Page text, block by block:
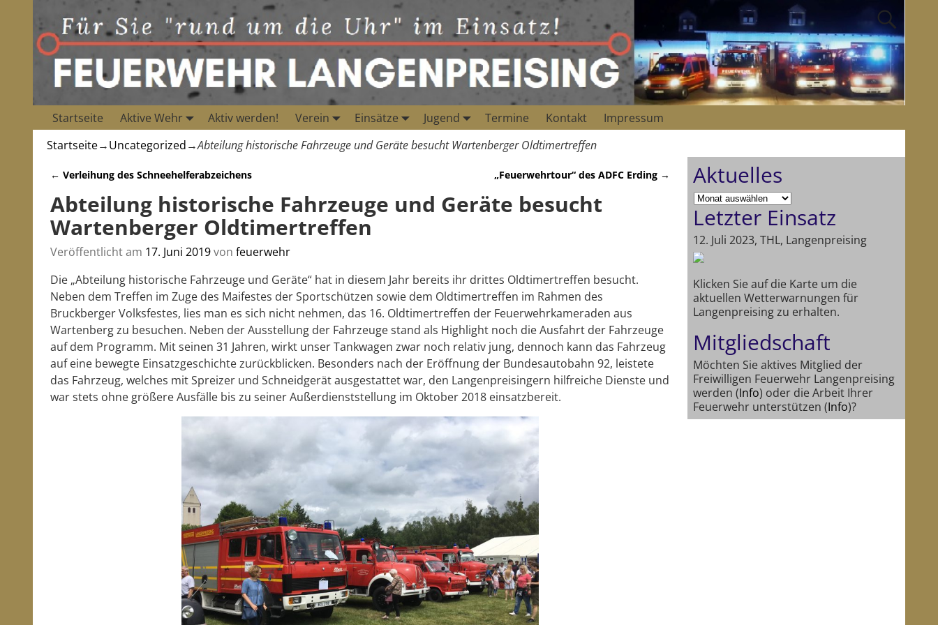
Startseite Aktive Wehr Aktiv werden! Verein Einsätze Jugend Termine Kontakt
Impressum
Startseite→Uncategorized→Abteilung historische Fahrzeuge und Geräte besucht Wartenberger Oldtimertreffen
← Verleihung des Schneehelferabzeichens „Feuerwehrtour“ des ADFC Erding →
Abteilung historische Fahrzeuge und Geräte besucht
Wartenberger Oldtimertreffen
Veröffentlicht am 17. Juni 2019von feuerwehr
Die „Abteilung historische Fahrzeuge und Geräte“ hat in diesem Jahr bereits ihr drittes Oldtimertreffen besucht.
Neben dem Treffen im Zuge des Maifestes der Sportschützen sowie dem Oldtimertreffen im Rahmen des
Bruckberger Volksfestes, lies man es sich nicht nehmen, das 16. Oldtimertreffen der Feuerwehrkameraden aus
Wartenberg zu besuchen. Neben der Ausstellung der Fahrzeuge stand als Highlight noch die Ausfahrt der Fahrzeuge
auf dem Programm. Mit seinen 31 Jahren, wirkt unser Tankwagen zwar noch relativ jung, dennoch kann das Fahrzeug
auf eine bewegte Einsatzgeschichte zurückblicken. Besonders nach der Eröffnung der Bundesautobahn 92, leistete
das Fahrzeug, welches mit Spreizer und Schneidgerät ausgestattet war, den Langenpreisingern hilfreiche Dienste und
war stets ohne größere Ausfälle bis zu seiner Außerdienststellung im Oktober 2018 einsatzbereit.
Aktuelles
Letzter Einsatz
12. Juli 2023, THL, Langenpreising
Klicken Sie auf die Karte um die
aktuellen Wetterwarnungen für
Langenpreising zu erhalten.
Mitgliedschaft
Möchten Sie aktives Mitglied der
Freiwilligen Feuerwehr Langenpreising
werden (Info) oder die Arbeit Ihrer
Feuerwehr unterstützen (Info)?